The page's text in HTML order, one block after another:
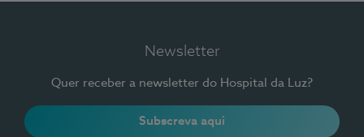
Newsletter
Quer receber a newsletter do Hospital da Luz?
Subscreva aqui